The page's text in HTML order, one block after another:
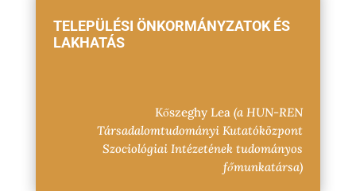
TELEPÜLÉSI ÖNKORMÁNYZATOK ÉS
LAKHATÁS
Kőszeghy Lea (a HUN-REN
Társadalomtudományi Kutatóközpont
Szociológiai Intézetének tudományos
főmunkatársa)